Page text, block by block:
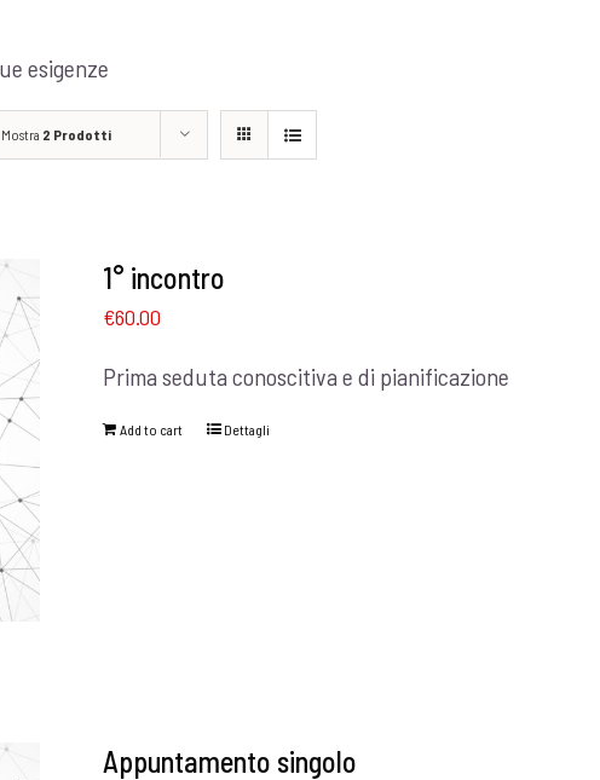
esigenze
Mostra 2 Prodotti
1° incontro
€60.00
Prima seduta conoscitiva e di pianificazione
Add to cart Dettagli
Appuntamento singolo